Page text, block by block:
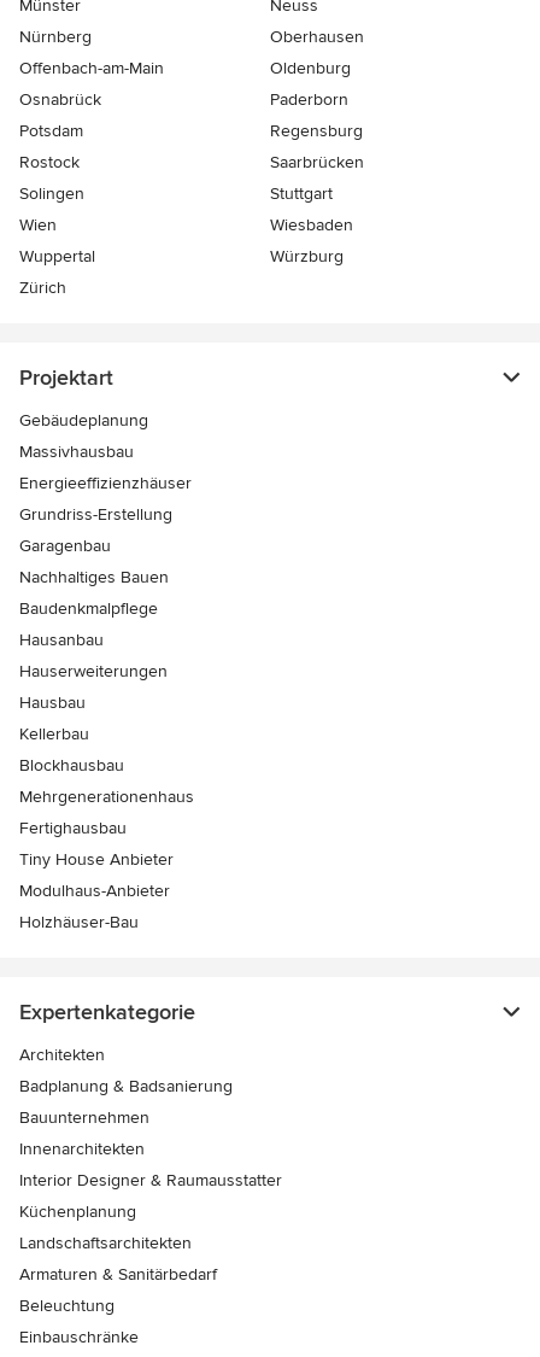
Münster
Neuss
Nürnberg
Oberhausen
Offenbach-am-Main
Oldenburg
Osnabrück
Paderborn
Potsdam
Regensburg
Rostock
Saarbrücken
Solingen
Stuttgart
Wien
Wiesbaden
Wuppertal
Würzburg
Zürich
Projektart
Gebäudeplanung
Massivhausbau
Energieeffizienzhäuser
Grundriss-Erstellung
Garagenbau
Nachhaltiges Bauen
Baudenkmalpflege
Hausanbau
Hauserweiterungen
Hausbau
Kellerbau
Blockhausbau
Mehrgenerationenhaus
Fertighausbau
Tiny House Anbieter
Modulhaus-Anbieter
Holzhäuser-Bau
Expertenkategorie
Architekten
Badplanung & Badsanierung
Bauunternehmen
Innenarchitekten
Interior Designer & Raumausstatter
Küchenplanung
Landschaftsarchitekten
Armaturen & Sanitärbedarf
Beleuchtung
Einbauschränke